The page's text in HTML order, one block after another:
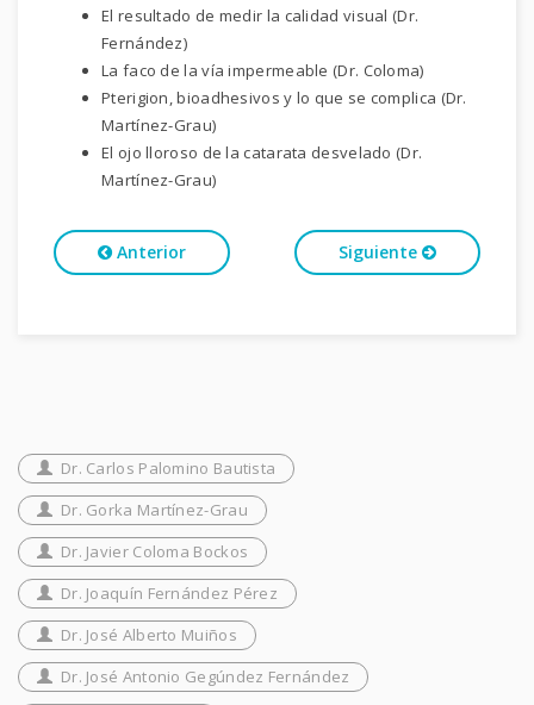
El resultado de medir la calidad visual (Dr.
Fernández)
La faco de la vía impermeable (Dr. Coloma)
Pterigion, bioadhesivos y lo que se complica (Dr.
Martínez-Grau)
El ojo lloroso de la catarata desvelado (Dr.
Martínez-Grau)
Anterior Siguiente
Dr. Carlos Palomino Bautista
Dr. Gorka Martínez-Grau
Dr. Javier Coloma Bockos
Dr. Joaquín Fernández Pérez
Dr. José Alberto Muiños
Dr. José Antonio Gegúndez Fernández